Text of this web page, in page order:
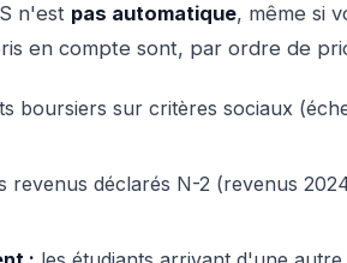
n'est pas automatique, même si
en compte sont, par ordre de
boursiers sur critères sociaux
revenus déclarés N-2 (revenus